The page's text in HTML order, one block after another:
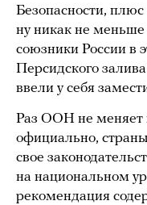
Безопасности,
ну никак не
союзники России в
Персидского
ввели у себя
Раз ООН не меняет
официально,
свое
на национальном
рекомендация